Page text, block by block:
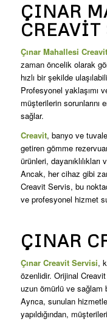
ÇINAR
CREAVIT
Çınar Mahallesi
zaman öncelik olarak
hızlı bir şekilde
Profesyonel yaklaşımı
müşterilerin sorunlarını
sağlar.
Creavit, banyo ve
getiren gömme
ürünleri,
Ancak, her cihaz gibi
Creavit Servis, bu
ve profesyonel hizmet
ÇINAR
Çınar Creavit Servisi,
özenlidir. Orijinal
uzun ömürlü ve sağlam
Ayrıca, sunulan
yapıldığından,